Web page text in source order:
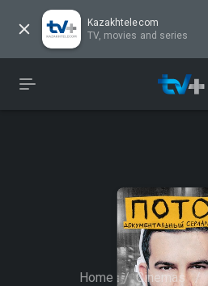
Kazakhtelecom
TV, movies and series
Home / Cinemas /